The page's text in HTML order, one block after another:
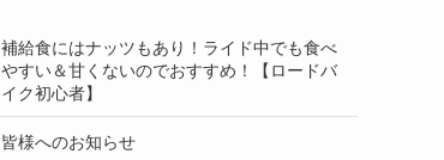
補給食にはナッツもあり！ライド中でも食べ
やすい＆甘くないのでおすすめ！【ロードバ
イク初心者】
皆様へのお知らせ